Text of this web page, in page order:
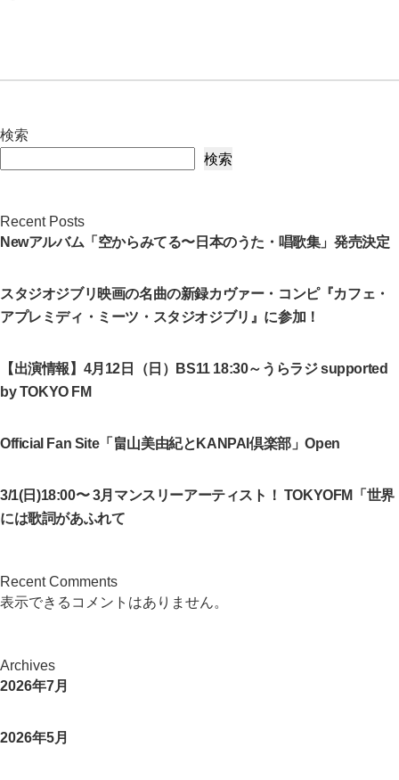
参
定！
検索
検索
Recent Posts
Newアルバム「空からみてる〜日本のうた・唱歌集」発売決定
スタジオジブリ映画の名曲の新録カヴァー・コンピ『カフェ・
アプレミディ・ミーツ・スタジオジブリ』に参加！
【出演情報】4月12日（日）BS11 18:30～うらラジ supported
by TOKYO FM
Official Fan Site「畠山美由紀とKANPAI倶楽部」Open
3/1(日)18:00〜 3月マンスリーアーティスト！ TOKYOFM「世界
には歌詞があふれて
Recent Comments
表示できるコメントはありません。
Archives
2026年7月
2026年5月